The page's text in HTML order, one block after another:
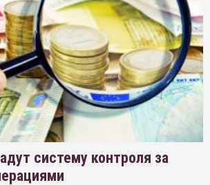
систему контроля за